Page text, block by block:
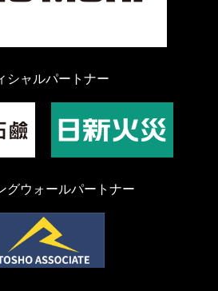
シャルパートナー
グウォールパートナー